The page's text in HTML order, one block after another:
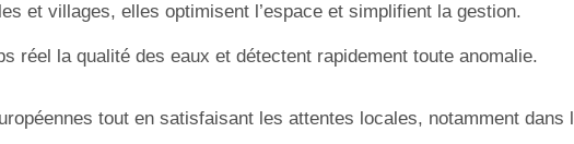
et villages, elles optimisent l’espace et simplifient la gestion.
réel la qualité des eaux et détectent rapidement toute anomalie.
tout en satisfaisant les attentes locales, notamment dans